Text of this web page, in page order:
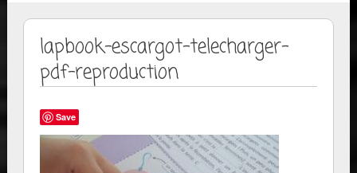
lapbook-escargot-telecharger-
pdf–reproduction
Save